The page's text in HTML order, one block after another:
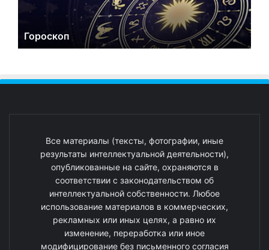
Гороскоп
Все материалы (тексты, фотографии, иные
результаты интеллектуальной деятельности),
опубликованные на сайте, охраняются в
соответствии с законодательством об
интеллектуальной собственности. Любое
использование материалов в коммерческих,
рекламных или иных целях, а равно их
изменение, переработка или иное
модифицирование без письменного согласия